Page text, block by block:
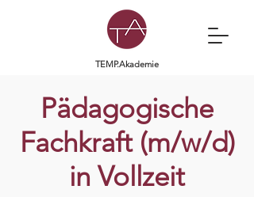
TEMP.Akademie
Pädagogische
Fachkraft (m/w/d)
in Vollzeit